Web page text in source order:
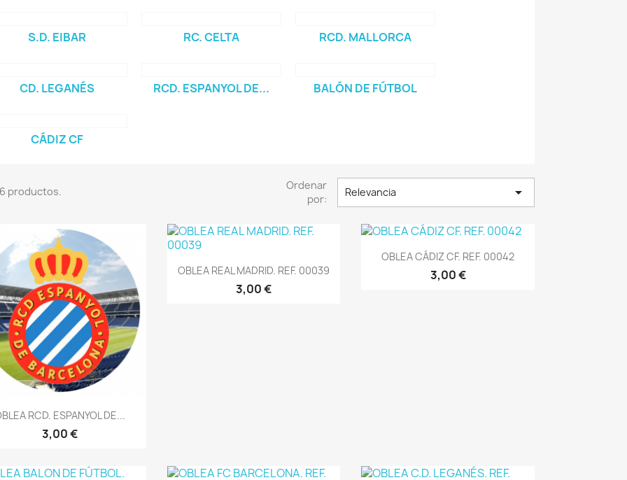
S.D. EIBAR RC. CELTA RCD. MALLORCA
CD. LEGANÉS RCD. ESPANYOL DE... BALÓN DE FÚTBOL
CÁDIZ CF
productos.
Ordenar
por:
Relevancia 
Vista rápida
RCD. ESPANYOL DE...
3,00 €
Vista rápida
OBLEA REAL MADRID. REF. 00039
3,00 €
Vista rápida
OBLEA CÁDIZ CF. REF. 00042
3,00 €